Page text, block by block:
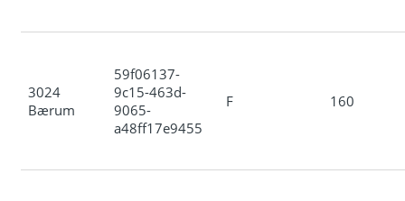
3024
Bærum
59f06137-
9c15-463d-
9065-
a48ff17e9455
F 160